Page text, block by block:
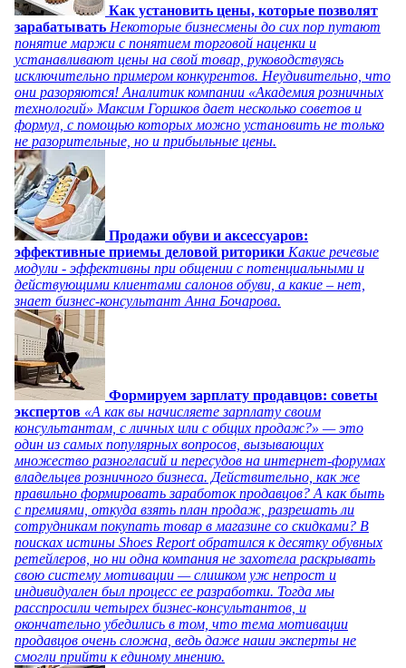
Как установить цены, которые позволят
зарабатывать Некоторые бизнесмены до сих пор путают
понятие маржи с понятием торговой наценки и
устанавливают цены на свой товар, руководствуясь
исключительно примером конкурентов. Неудивительно, что
они разоряются! Аналитик компании «Академия розничных
технологий» Максим Горшков дает несколько советов и
формул, с помощью которых можно установить не только
не разорительные, но и прибыльные цены.
Продажи обуви и аксессуаров:
эффективные приемы деловой риторики Какие речевые
модули - эффективны при общении с потенциальными и
действующими клиентами салонов обуви, а какие – нет,
знает бизнес-консультант Анна Бочарова.
Формируем зарплату продавцов: советы
экспертов «А как вы начисляете зарплату своим
консультантам, с личных или с общих продаж?» — это
один из самых популярных вопросов, вызывающих
множество разногласий и пересудов на интернет-форумах
владельцев розничного бизнеса. Действительно, как же
правильно формировать заработок продавцов? А как быть
с премиями, откуда взять план продаж, разрешать ли
сотрудникам покупать товар в магазине со скидками? В
поисках истины Shoes Report обратился к десятку обувных
ретейлеров, но ни одна компания не захотела раскрывать
свою систему мотивации — слишком уж непрост и
индивидуален был процесс ее разработки. Тогда мы
расспросили четырех бизнес-консультантов, и
окончательно убедились в том, что тема мотивации
продавцов очень сложна, ведь даже наши эксперты не
смогли прийти к единому мнению.